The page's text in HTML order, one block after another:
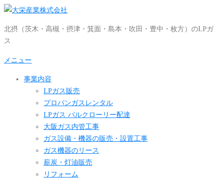
コ
テ
ン
ツ
北摂（茨木・高槻・摂津・箕面・島本・吹田・豊中・枚方）のLPガ
ス
メニュー
事業内容
LPガス販売
プロパンガスレンタル
LPガス バルクローリー配達
大阪ガス内管工事
ガス設備・機器の販売・設置工事
ガス機器のリース
薪炭・灯油販売
リフォーム